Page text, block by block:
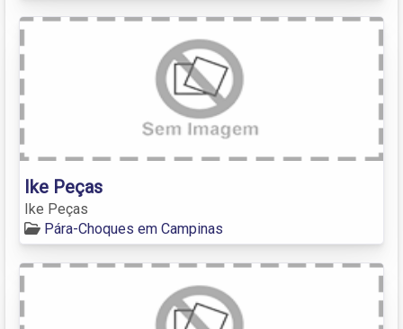
Ike Peças
Ike Peças
Pára-Choques em Campinas